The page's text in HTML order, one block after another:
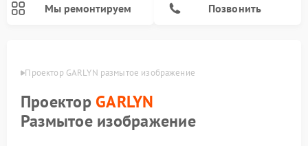
Мы ремонтируем Позвонить
Проектор GARLYN размытое изображение
Проектор GARLYN
Размытое изображение